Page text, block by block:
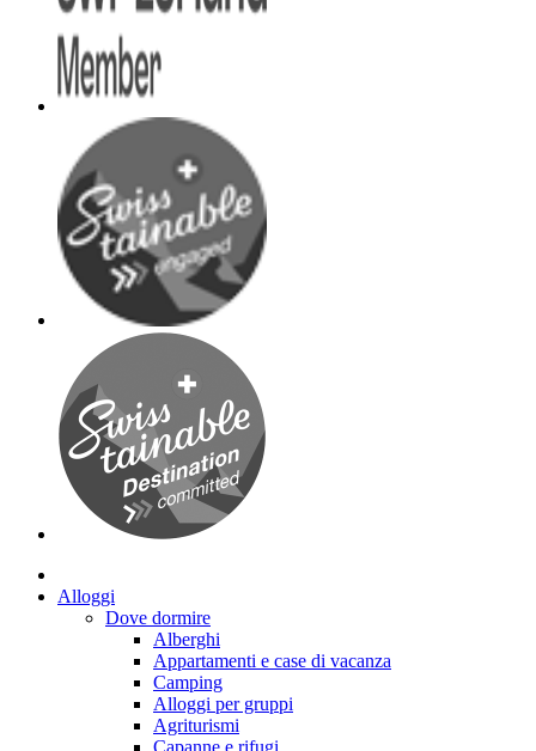
Alloggi
Dove dormire
Alberghi
Appartamenti e case di vacanza
Camping
Alloggi per gruppi
Agriturismi
Capanne e rifugi